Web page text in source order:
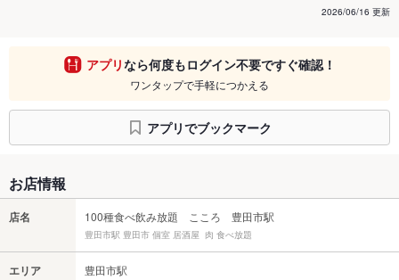
2026/06/16 更新
アプリなら何度もログイン不要ですぐ確認！
ワンタップで手軽につかえる
アプリでブックマーク
お店情報
店名 100種食べ飲み放題 こころ 豊田市駅
豊田市駅 豊田市 個室 居酒屋 肉 食べ放題
エリア 豊田市駅